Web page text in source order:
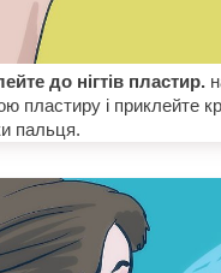
до нігтів пластир.
пластиру і приклейте
пальця.